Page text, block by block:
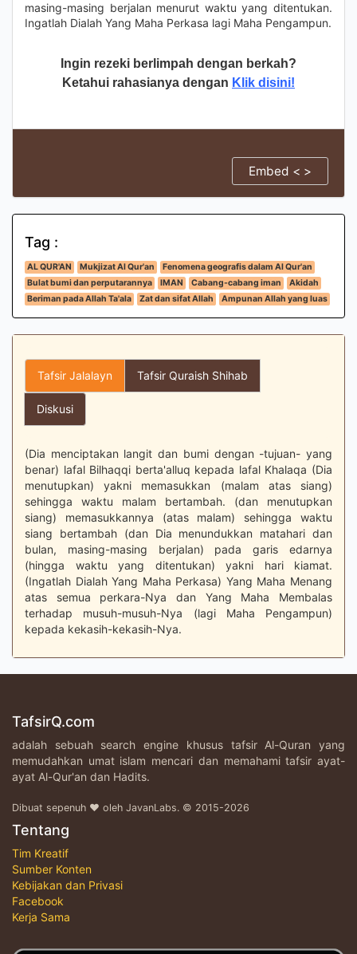
masing-masing berjalan menurut waktu yang ditentukan.
Ingatlah Dialah Yang Maha Perkasa lagi Maha Pengampun.
Ingin rezeki berlimpah dengan berkah?
Ketahui rahasianya dengan Klik disini!
Embed < >
Tag :
AL QUR'AN Mukjizat Al Qur'an
Fenomena geografis dalam Al Qur'an
Bulat bumi dan perputarannya
IMAN Cabang-cabang iman
Akidah
Beriman pada Allah Ta'ala
Zat dan sifat Allah Ampunan Allah yang luas
Tafsir Jalalayn Tafsir Quraish Shihab
Diskusi
(Dia menciptakan langit dan bumi dengan -tujuan- yang
benar) lafal Bilhaqqi berta'alluq kepada lafal Khalaqa (Dia
menutupkan) yakni memasukkan (malam atas siang)
sehingga waktu malam bertambah. (dan menutupkan
siang) memasukkannya (atas malam) sehingga waktu
siang bertambah (dan Dia menundukkan matahari dan
bulan, masing-masing berjalan) pada garis edarnya
(hingga waktu yang ditentukan) yakni hari kiamat.
(Ingatlah Dialah Yang Maha Perkasa) Yang Maha Menang
atas semua perkara-Nya dan Yang Maha Membalas
terhadap musuh-musuh-Nya (lagi Maha Pengampun)
kepada kekasih-kekasih-Nya.
TafsirQ.com
adalah sebuah search engine khusus tafsir Al-Quran yang
memudahkan umat islam mencari dan memahami tafsir ayat-
ayat Al-Qur'an dan Hadits.
Dibuat sepenuh ♥ oleh JavanLabs. © 2015-2026
Tentang
Tim Kreatif
Sumber Konten
Kebijakan dan Privasi
Facebook
Kerja Sama